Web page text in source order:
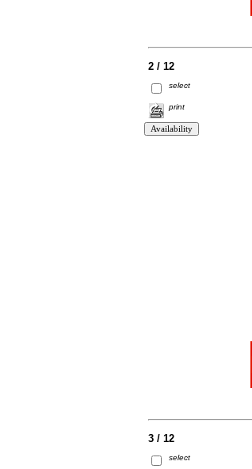
2 / 12
select
print
3 / 12
select